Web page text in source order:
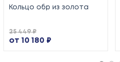
Кольцо обр из золота
от 10 180 ₽
25 449 ₽